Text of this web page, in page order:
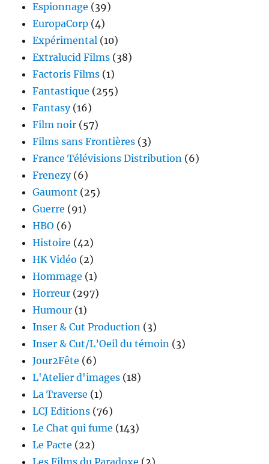
Espionnage (39)
EuropaCorp (4)
Expérimental (10)
Extralucid Films (38)
Factoris Films (1)
Fantastique (255)
Fantasy(16)
Film noir (57)
Films sans Frontières (3)
France Télévisions Distribution (6)
Frenezy(6)
Gaumont (25)
Guerre (91)
HBO (6)
Histoire (42)
HK Vidéo (2)
Hommage (1)
Horreur (297)
Humour (1)
Inser & Cut Production (3)
Inser & Cut/L’Oeil du témoin (3)
Jour2Fête (6)
L'Atelier d'images (18)
La Traverse (1)
LCJ Editions (76)
Le Chat qui fume (143)
Le Pacte (22)